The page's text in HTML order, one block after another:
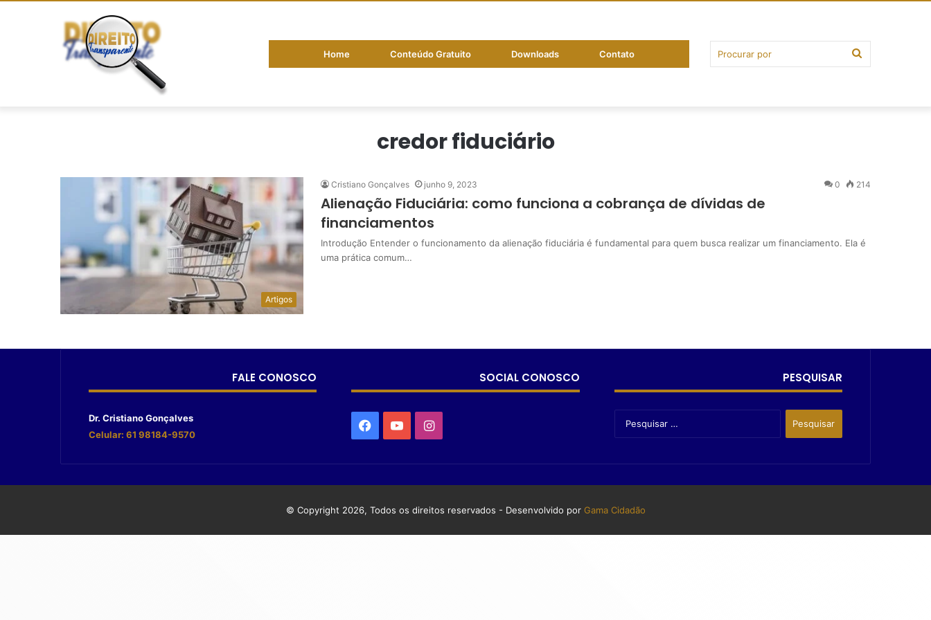
Home Conteúdo Gratuito Downloads Contato
credor fiduciário
Artigos
Cristiano Gonçalves junho 9, 2023 0 214
Alienação Fiduciária: como funciona a cobrança de dívidas de
financiamentos
Introdução Entender o funcionamento da alienação fiduciária é fundamental para quem busca realizar um financiamento. Ela é
uma prática comum…
FALE CONOSCO
Dr. Cristiano Gonçalves
Celular: 61 98184-9570
SOCIAL CONOSCO PESQUISAR
© Copyright 2026, Todos os direitos reservados - Desenvolvido por Gama Cidadão